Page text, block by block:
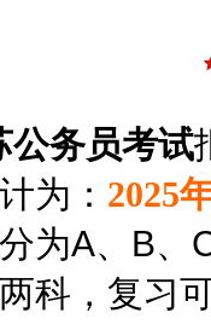
公务员考试
为： 2025
为A、B、
科， 复习